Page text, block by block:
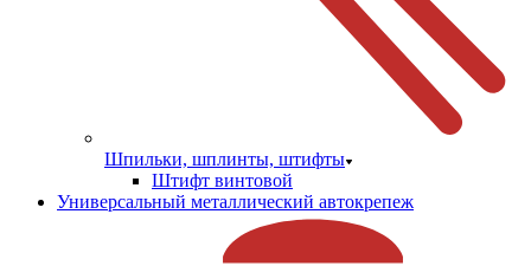
Шпильки, шплинты, штифты
Штифт винтовой
Универсальный металлический автокрепеж